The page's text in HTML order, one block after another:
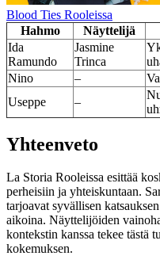
Blood Ties Rooleissa
Hahmo
Näyttelijä
Ida
Ramundo
Jasmine
Trinca
Nino
–
Useppe
–
Yhteenveto
La Storia Rooleissa esittää
perheisiin ja yhteiskuntaan.
tarjoavat syvällisen
aikoina. Näyttelijöiden
kontekstin kanssa tekee tästä
kokemuksen.